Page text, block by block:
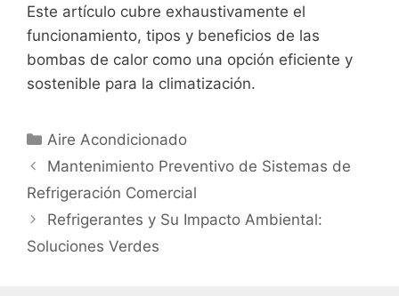
Este artículo cubre exhaustivamente el
funcionamiento, tipos y beneficios de las
bombas de calor como una opción eficiente y
sostenible para la climatización.
Categorías
Aire Acondicionado
Mantenimiento Preventivo de Sistemas de
Refrigeración Comercial
Refrigerantes y Su Impacto Ambiental:
Soluciones Verdes